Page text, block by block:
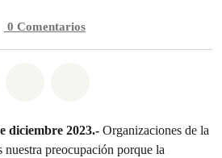
0 Comentarios
diciembre 2023.- Organizaciones de la
preocupación porque la